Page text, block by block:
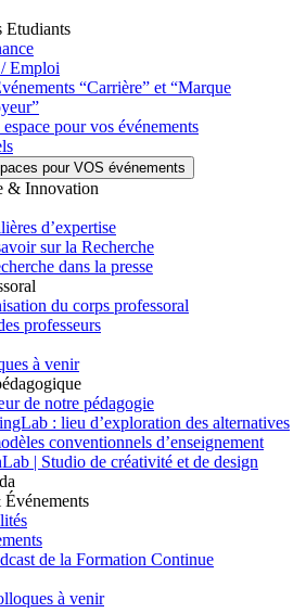
Etudiants
/ Emploi
“Carrière” et “Marque
pour vos événements
pour VOS événements
& Innovation
d’expertise
sur la Recherche
dans la presse
du corps professoral
professeurs
à venir
de notre pédagogie
: lieu d’exploration des alternatives
conventionnels d’enseignement
| Studio de créativité et de design
de la Formation Continue
à venir